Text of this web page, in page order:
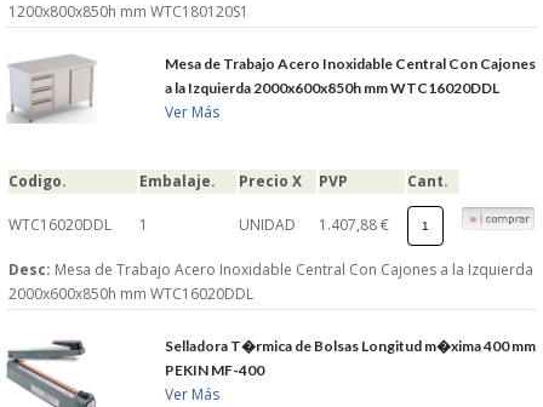
1200x800x850h mm WTC180120S1
Mesa de Trabajo Acero Inoxidable Central Con Cajones
a la Izquierda 2000x600x850h mm WTC16020DDL
Ver Más
Codigo. Embalaje. Precio X PVP Cant.
WTC16020DDL 1 UNIDAD 1.407,88 €
Desc: Mesa de Trabajo Acero Inoxidable Central Con Cajones a la Izquierda
2000x600x850h mm WTC16020DDL
Selladora T�rmica de Bolsas Longitud m�xima 400 mm
PEKIN MF-400
Ver Más